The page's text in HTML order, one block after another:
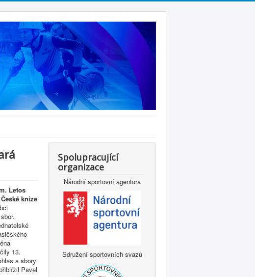
Letos
knize
13.
a sbory
Pavel
Spolupracující
organizace
Národní sportovní agentura
Sdružení sportovních svazů